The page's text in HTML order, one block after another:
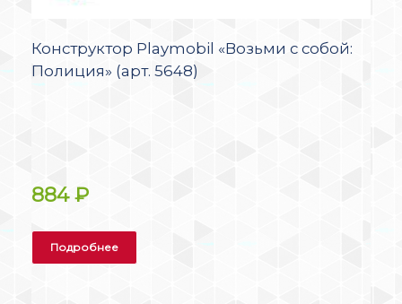
Конструктор Playmobil «Возьми с собой:
Полиция» (арт. 5648)
884₽
Подробнее